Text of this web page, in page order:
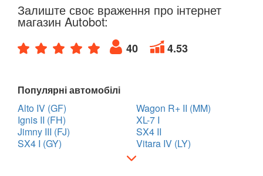
Залиште своє враження про інтернет
магазин Autobot:
40 4.53
Популярні автомобілі
Alto IV (GF)
Ignis II (FH)
Jimny III (FJ)
SX4 I (GY)
Wagon R+ II (MM)
XL-7 I
SX4 II
Vitara IV (LY)